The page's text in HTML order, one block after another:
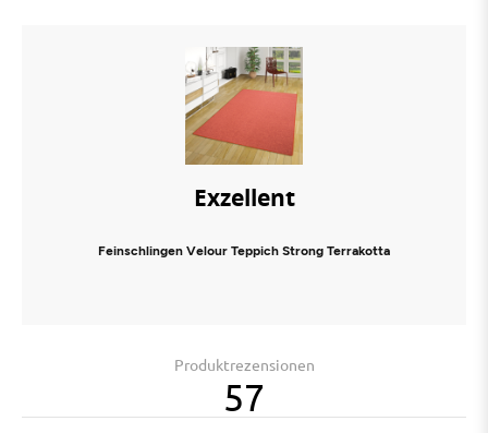
Exzellent
Feinschlingen Velour Teppich Strong Terrakotta
Produktrezensionen
57